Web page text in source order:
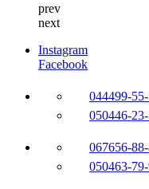
prev
next
Instagram
Facebook
044499-
050446-
067656-
050463-